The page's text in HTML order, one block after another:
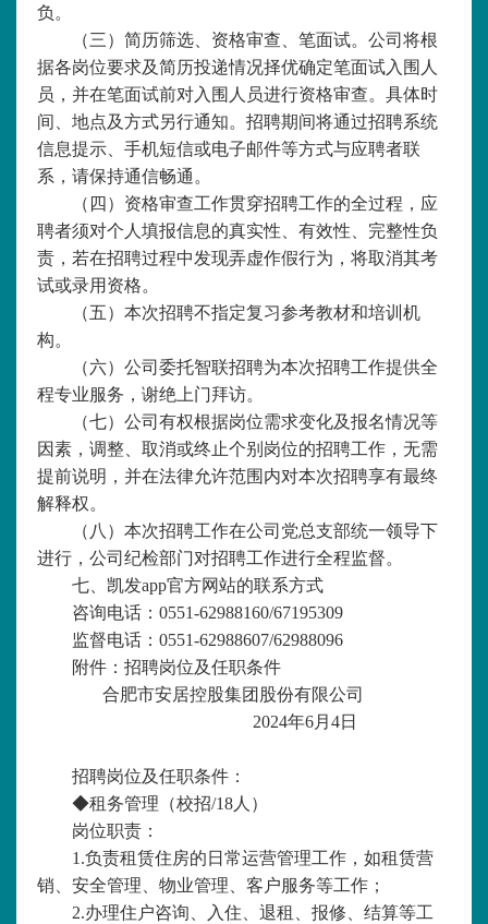
负。
（三）简历筛选、资格审查、笔面试。公司将根
据各岗位要求及简历投递情况择优确定笔面试入围人
员，并在笔面试前对入围人员进行资格审查。具体时
间、地点及方式另行通知。招聘期间将通过招聘系统
信息提示、手机短信或电子邮件等方式与应聘者联
系，请保持通信畅通。
（四）资格审查工作贯穿招聘工作的全过程，应
聘者须对个人填报信息的真实性、有效性、完整性负
责，若在招聘过程中发现弄虚作假行为，将取消其考
试或录用资格。
（五）本次招聘不指定复习参考教材和培训机
构。
（六）公司委托智联招聘为本次招聘工作提供全
程专业服务，谢绝上门拜访。
（七）公司有权根据岗位需求变化及报名情况等
因素，调整、取消或终止个别岗位的招聘工作，无需
提前说明，并在法律允许范围内对本次招聘享有最终
解释权。
（八）本次招聘工作在公司党总支部统一领导下
进行，公司纪检部门对招聘工作进行全程监督。
七、凯发app官方网站的联系方式
咨询电话：0551-62988160/67195309
监督电话：0551-62988607/62988096
附件：招聘岗位及任职条件
合肥市安居控股集团股份有限公司
2024年6月 4日
招聘岗位及任职条件：
◆租务管理（校招/18 人）
岗位职责：
1.负责租赁住房的日常运营管理工作，如租赁营
销、安全管理、物业管理、客户服务等工作；
2.办理住户咨询、入住、退租、报修、结算等工